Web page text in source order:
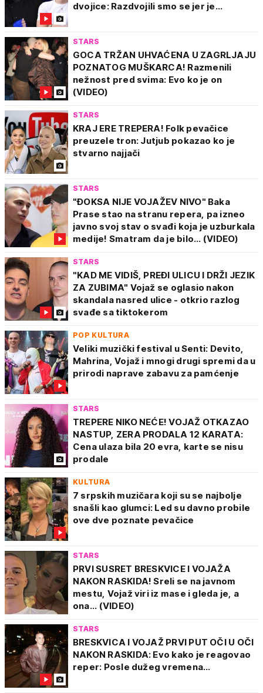
dvojice: Razdvojili smo se jer je...
STARS
GOCA TRŽAN UHVAĆENA U ZAGRLJAJU
POZNATOG MUŠKARCA! Razmenili
nežnost pred svima: Evo ko je on
(VIDEO)
STARS
KRAJ ERE TREPERA! Folk pevačice
preuzele tron: Jutjub pokazao ko je
stvarno najjači
STARS
"ĐOKSA NIJE VOJAŽEV NIVO" Baka
Prase stao na stranu repera, pa izneo
javno svoj stav o svađi koja je uzburkala
medije! Smatram da je bilo... (VIDEO)
STARS
"KAD ME VIDIŠ, PREĐI ULICU I DRŽI JEZIK
ZA ZUBIMA" Vojaž se oglasio nakon
skandala nasred ulice - otkrio razlog
svađe sa tiktokerom
POP KULTURA
Veliki muzički festival u Senti: Devito,
Mahrina, Vojaž i mnogi drugi spremi da u
prirodi naprave zabavu za pamćenje
STARS
TREPERE NIKO NEĆE! VOJAŽ OTKAZAO
NASTUP, ZERA PRODALA 12 KARATA:
Cena ulaza bila 20 evra, karte se nisu
prodale
KULTURA
7 srpskih muzičara koji su se najbolje
snašli kao glumci: Led su davno probile
ove dve poznate pevačice
STARS
PRVI SUSRET BRESKVICE I VOJAŽA
NAKON RASKIDA! Sreli se na javnom
mestu, Vojaž viri iz mase i gleda je, a
ona... (VIDEO)
STARS
BRESKVICA I VOJAŽ PRVI PUT OČI U OČI
NAKON RASKIDA: Evo kako je reagovao
reper: Posle dužeg vremena...